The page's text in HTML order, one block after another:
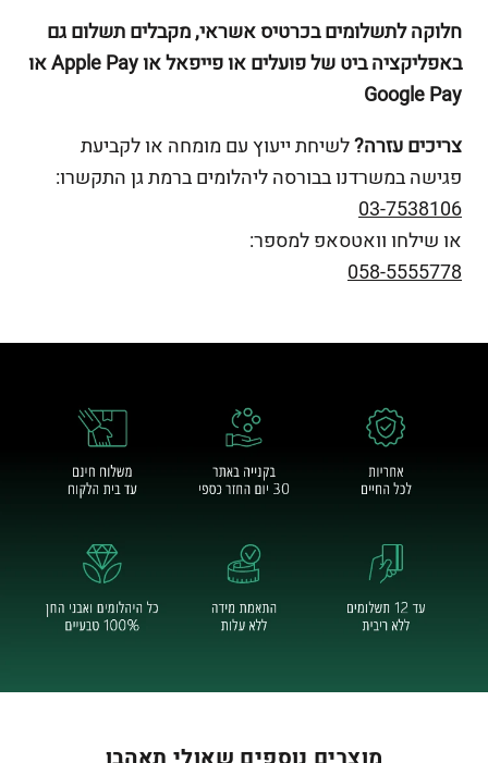
חלוקה לתשלומים בכרטיס אשראי, מקבלים תשלום גם
באפליקציה ביט של פועלים או פייפאל או Apple Pay או
Google Pay
צריכים עזרה?לשיחת ייעוץ עם מומחה או לקביעת
פגישה במשרדנו בבורסה ליהלומים ברמת גן התקשרו:
03-7538106
או שילחו וואטסאפ למספר:
058-5555778